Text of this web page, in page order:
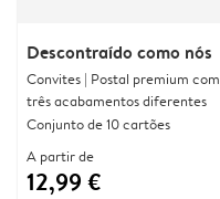
Descontraído como nós
Convites | Postal premium com
três acabamentos diferentes
Conjunto de 10 cartões
A partir de
12,99 €